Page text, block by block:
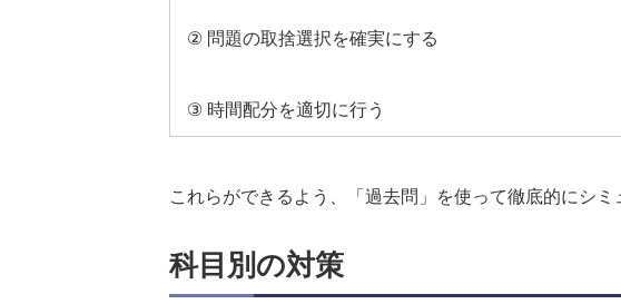
② 問題の取捨選択を確実にする
③ 時間配分を適切に行う
これらができるよう、「過去問」を使って徹底的にシミ
科目別の対策